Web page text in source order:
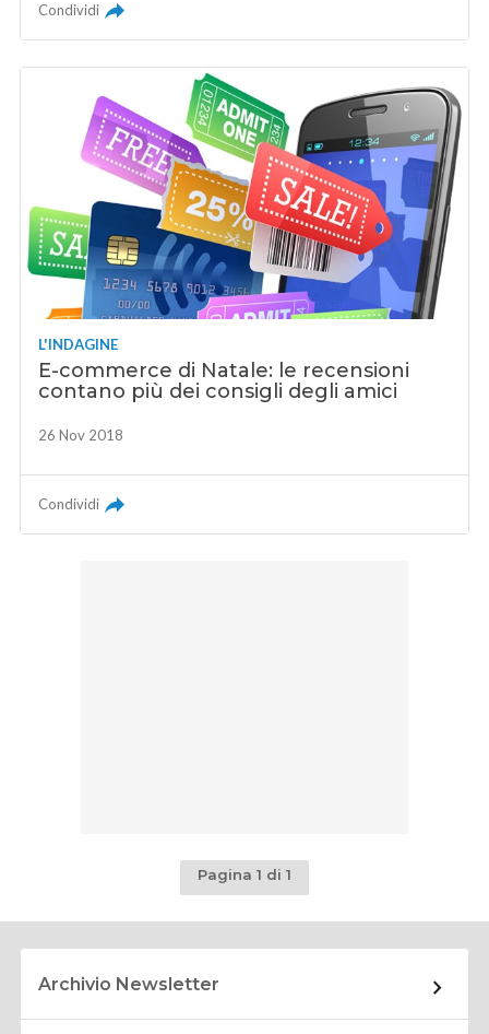
Condividi
L'INDAGINE
E-commerce di Natale: le recensioni
contano più dei consigli degli amici
26 Nov 2018
Condividi
Pagina 1 di 1
Archivio Newsletter